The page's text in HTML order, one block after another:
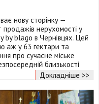
нову сторінку —
нерухомості у
by blago в Чернівцях. Цей
аж у 63 гектари та
про сучасне міське
близькості
Докладніше >>